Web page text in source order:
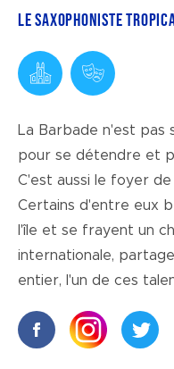
Le saxophoniste
La Barbade n'est pas
pour se détendre et
C'est aussi le foyer
Certains d'entre eux
l'île et se frayent un
internationale,
entier, l'un de ces